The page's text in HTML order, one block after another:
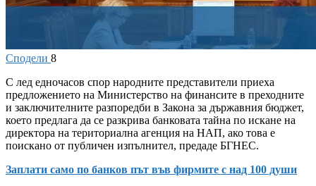
Сподели 8
С лед едночасов спор народните представители приеха
предложението на Министерство на финансите в преходните
и заключителните разпоредби в Закона за държавния бюджет,
което предлага да се разкрива банковата тайна по искане на
директора на териториална агенция на НАП, ако това е
поискано от публичен изпълнител, предаде БГНЕС.
Заплати само по банков път във фирмите с над 100 души